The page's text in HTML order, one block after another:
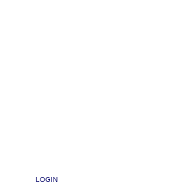
LOGIN